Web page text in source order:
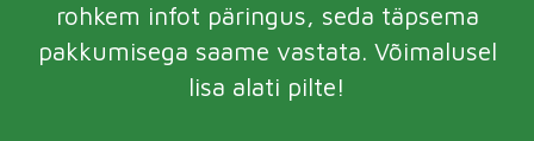
rohkem infot päringus, seda täpsema
pakkumisega saame vastata. Võimalusel
lisa alati pilte!